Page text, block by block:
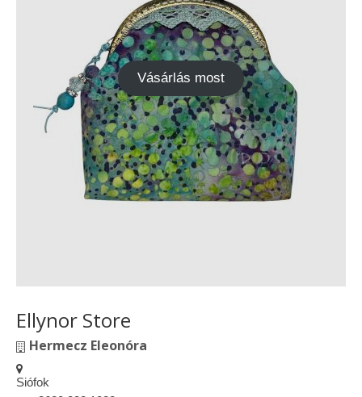
Vásárlás most
Ellynor Store
Hermecz Eleonóra
Siófok